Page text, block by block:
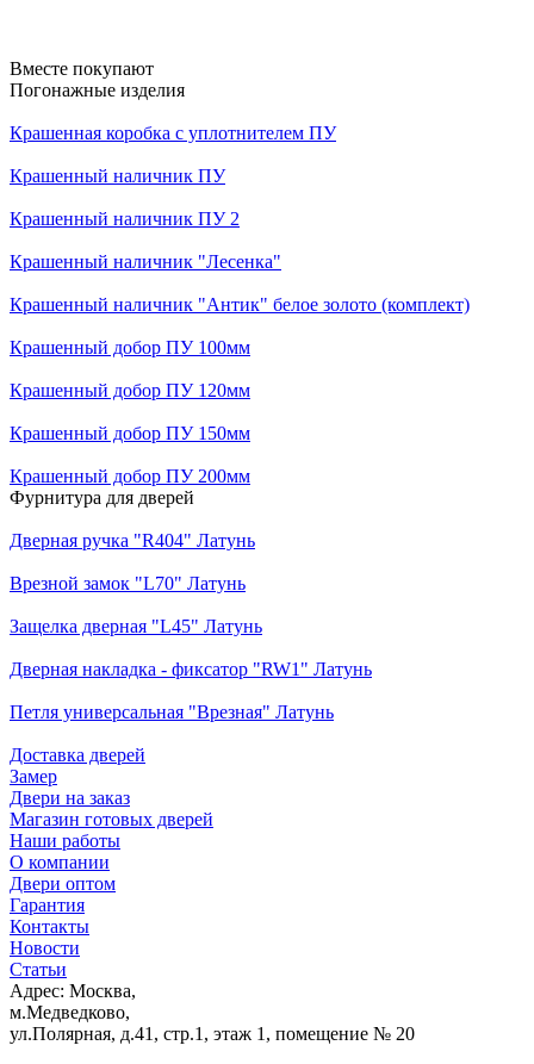
Вместе покупают
Погонажные изделия
Крашенная коробка с уплотнителем ПУ
Крашенный наличник ПУ
Крашенный наличник ПУ 2
Крашенный наличник "Лесенка"
Крашенный наличник "Антик" белое золото (комплект)
Крашенный добор ПУ 100мм
Крашенный добор ПУ 120мм
Крашенный добор ПУ 150мм
Крашенный добор ПУ 200мм
Фурнитура для дверей
Дверная ручка "R404" Латунь
Врезной замок "L70" Латунь
Защелка дверная "L45" Латунь
Дверная накладка - фиксатор "RW1" Латунь
Петля универсальная "Врезная" Латунь
Доставка дверей
Замер
Двери на заказ
Магазин готовых дверей
Наши работы
О компании
Двери оптом
Гарантия
Контакты
Новости
Статьи
Адрес: Москва,
м.Медведково,
ул.Полярная, д.41, стр.1, этаж 1, помещение № 20